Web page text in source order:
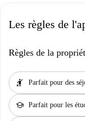
Les règles de
Règles de la
hail Parfait pour des
school Parfait pour les